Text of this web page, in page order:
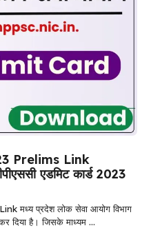
Prelims Link
एडमिट कार्ड 2023
मध्य प्रदेश लोक सेवा आयोग विभाग
दिया है। जिसके माध्यम ...